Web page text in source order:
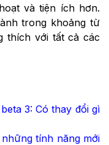
và tiện ích hơn.
trong khoảng từ
thích với tất cả các
3: Có thay đổi gì
những tính năng mới